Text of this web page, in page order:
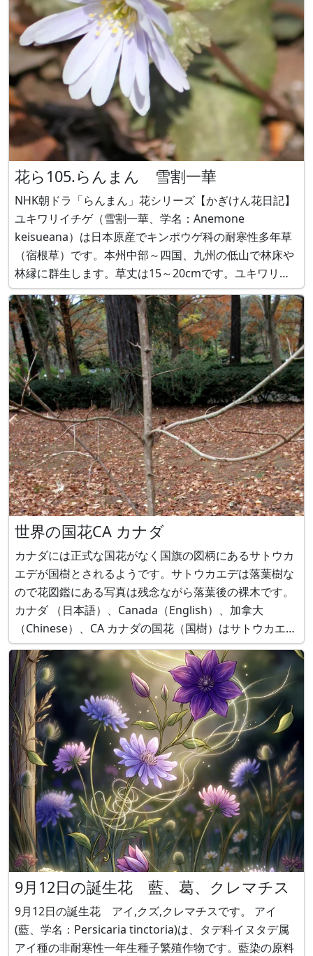
花ら105.らんまん 雪割一華
NHK朝ドラ「らんまん」花シリーズ【かぎけん花日記】
ユキワリイチゲ（雪割一華、学名：Anemone
keisueana）は日本原産でキンポウゲ科の耐寒性多年草
（宿根草）です。本州中部～四国、九州の低山で林床や
林縁に群生します。草丈は15～20cmです。ユキワリイ
チゲは「雪割一華」という漢字名が体を表すように雪解
け直後に雪を割って花茎を伸ばし一輪の花を咲かせま
す。他の花に先駆けて咲き春を告げる
世界の国花CA カナダ
カナダには正式な国花がなく国旗の図柄にあるサトウカ
エデが国樹とされるようです。サトウカエデは落葉樹な
ので花図鑑にある写真は残念ながら落葉後の裸木です。
カナダ （日本語）、Canada（English）、加拿大
（Chinese）、CA カナダの国花（国樹）はサトウカエデ
サトウカエデ（砂糖楓、学名：Acer saccharum）は、
北米原産で、ムクロジ科カエデ属の落葉広葉高木です。
樹高
9月12日の誕生花 藍、葛、クレマチス
9月12日の誕生花 アイ,クズ,クレマチスです。 アイ
(藍、学名：Persicaria tinctoria)は、タデ科イヌタデ属
アイ種の非耐寒性一年生種子繁殖作物です。藍染の原料